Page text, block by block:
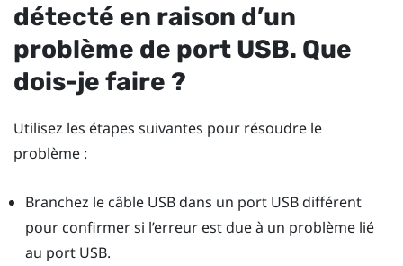
détecté en raison d’un
problème de port USB. Que
dois-je faire ?
Utilisez les étapes suivantes pour résoudre le
problème :
Branchez le câble USB dans un port USB différent
pour confirmer si l’erreur est due à un problème lié
au port USB.